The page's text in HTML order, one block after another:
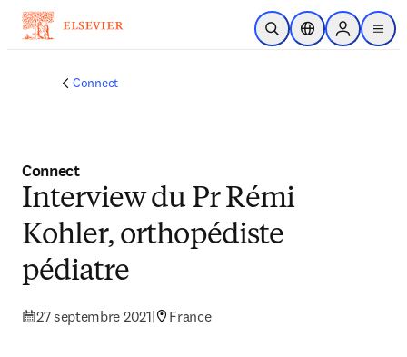
Passer au contenu principal
Ouvrir la recherche
Sélecteur de
Sign in to
menu
Connect
Connect
Interview du Pr Rémi
Kohler, orthopédiste
pédiatre
27 septembre 2021| France